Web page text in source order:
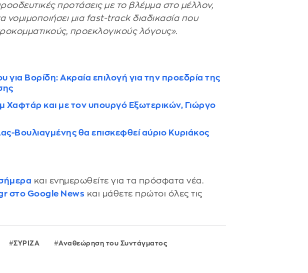
προτάσεις με το βλέμμα στο μέλλον,
μια fast-track διαδικασία που
προεκλογικούς λόγους».
Βορίδη: Ακραία επιλογή για την προεδρία της
Χαφτάρ και με τον υπουργό Εξωτερικών, Γιώργο
Βουλιαγμένης θα επισκεφθεί αύριο Κυριάκος
σήμερα και ενημερωθείτε για τα πρόσφατα νέα.
στο Google News και μάθετε πρώτοι όλες τις
ΣΥΡΙΖΑ Αναθεώρηση του Συντάγματος